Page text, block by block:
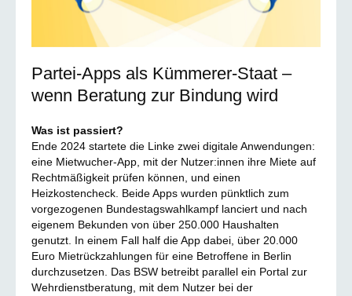
Partei-Apps als Kümmerer-Staat –
wenn Beratung zur Bindung wird
Was ist passiert?
Ende 2024 startete die Linke zwei digitale Anwendungen:
eine Mietwucher-App, mit der Nutzer:innen ihre Miete auf
Rechtmäßigkeit prüfen können, und einen
Heizkostencheck. Beide Apps wurden pünktlich zum
vorgezogenen Bundestagswahlkampf lanciert und nach
eigenem Bekunden von über 250.000 Haushalten
genutzt. In einem Fall half die App dabei, über 20.000
Euro Mietrückzahlungen für eine Betroffene in Berlin
durchzusetzen. Das BSW betreibt parallel ein Portal zur
Wehrdienstberatung, mit dem Nutzer bei der